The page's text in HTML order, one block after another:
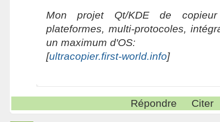
Mon projet Qt/KDE de
plateformes, multi-protocoles,
un maximum d'OS:
[ultracopier.first-world.info]
Répondre Citer